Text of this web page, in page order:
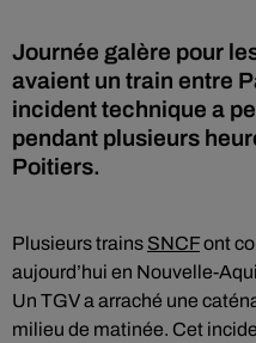
Journée galère pour
avaient un train entre
incident technique a
pendant plusieurs
Poitiers.
Plusieurs trains SNCFont
aujourd’hui en Nouvelle-
Un TGV a arraché une
milieu de matinée. Cet